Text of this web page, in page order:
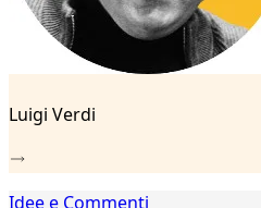
Luigi Verdi
Idee e Commenti